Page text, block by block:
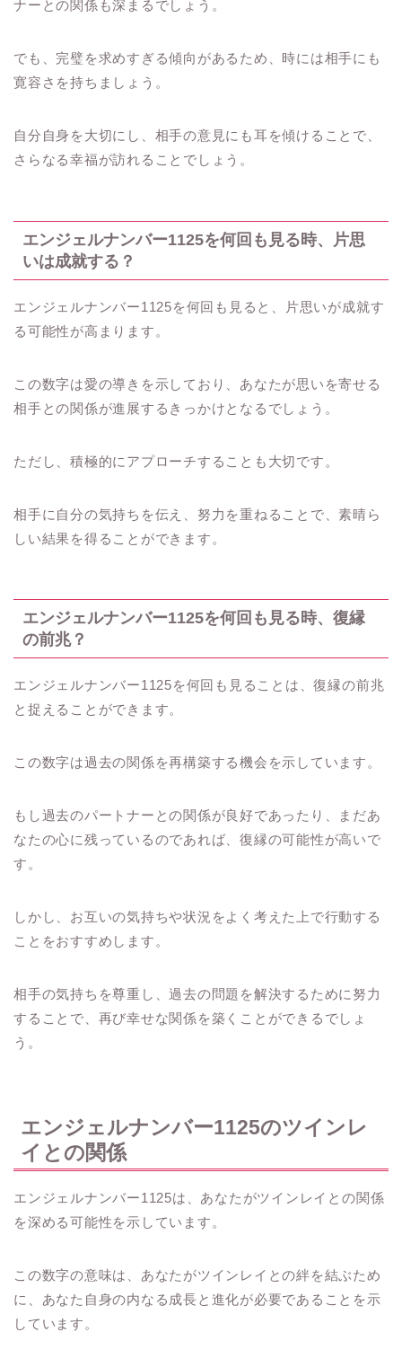
ナーとの関係も深まるでしょう。
でも、完璧を求めすぎる傾向があるため、時には相手にも
寛容さを持ちましょう。
自分自身を大切にし、相手の意見にも耳を傾けることで、
さらなる幸福が訪れることでしょう。
エンジェルナンバー1125を何回も見る時、片思
いは成就する？
エンジェルナンバー1125を何回も見ると、片思いが成就す
る可能性が高まります。
この数字は愛の導きを示しており、あなたが思いを寄せる
相手との関係が進展するきっかけとなるでしょう。
ただし、積極的にアプローチすることも大切です。
相手に自分の気持ちを伝え、努力を重ねることで、素晴ら
しい結果を得ることができます。
エンジェルナンバー1125を何回も見る時、復縁
の前兆？
エンジェルナンバー1125を何回も見ることは、復縁の前兆
と捉えることができます。
この数字は過去の関係を再構築する機会を示しています。
もし過去のパートナーとの関係が良好であったり、まだあ
なたの心に残っているのであれば、復縁の可能性が高いで
す。
しかし、お互いの気持ちや状況をよく考えた上で行動する
ことをおすすめします。
相手の気持ちを尊重し、過去の問題を解決するために努力
することで、再び幸せな関係を築くことができるでしょ
う。
エンジェルナンバー1125のツインレ
イとの関係
エンジェルナンバー1125は、あなたがツインレイとの関係
を深める可能性を示しています。
この数字の意味は、あなたがツインレイとの絆を結ぶため
に、あなた自身の内なる成長と進化が必要であることを示
しています。